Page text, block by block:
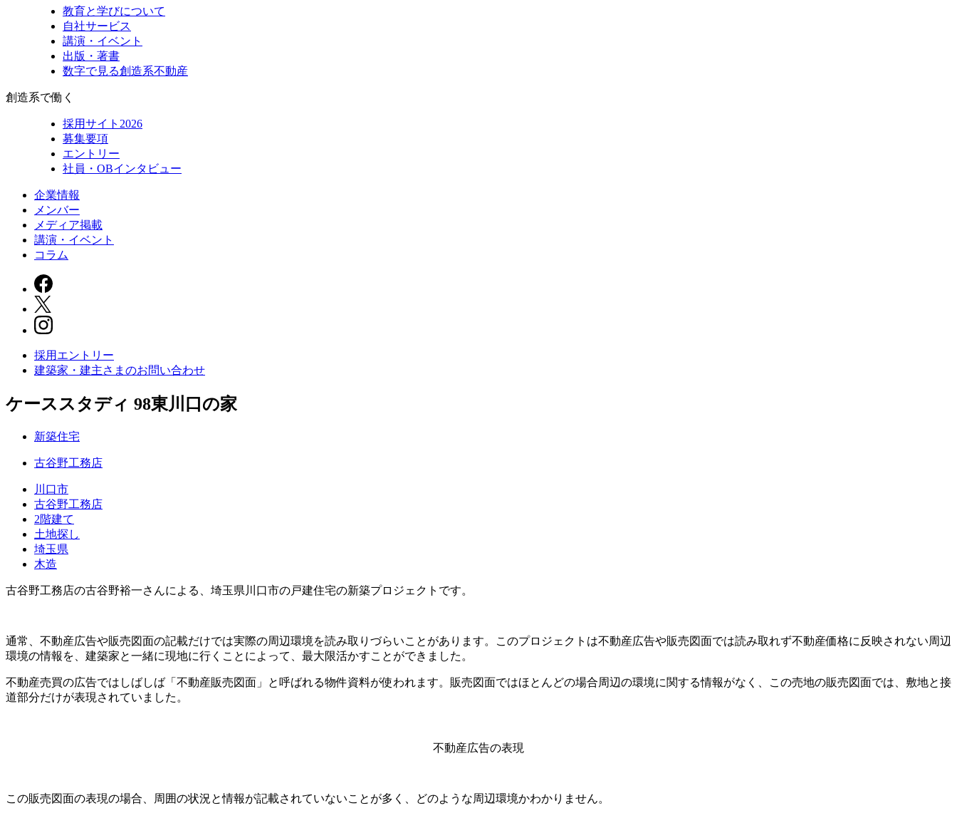
教育と学びについて
自社サービス
講演・イベント
出版・著書
数字で見る創造系不動産
創造系で働く
採用サイト2026
募集要項
エントリー
社員・OBインタビュー
企業情報
メンバー
メディア掲載
講演・イベント
コラム
採用エントリー
建築家・建主さまのお問い合わせ
ケーススタディ 98東川口の家
新築住宅
古谷野工務店
川口市
古谷野工務店
2階建て
土地探し
埼玉県
木造
古谷野工務店の古谷野裕一さんによる、埼玉県川口市の戸建住宅の新築プロジェクトです。
通常、不動産広告や販売図面の記載だけでは実際の周辺環境を読み取りづらいことがあります。このプロジェクトは不動産広告や販売図面では読み取れず不動産価格に反映されない周辺
環境の情報を、建築家と一緒に現地に行くことによって、最大限活かすことができました。
不動産売買の広告ではしばしば「不動産販売図面」と呼ばれる物件資料が使われます。販売図面ではほとんどの場合周辺の環境に関する情報がなく、この売地の販売図面では、敷地と接
道部分だけが表現されていました。
不動産広告の表現
この販売図面の表現の場合、周囲の状況と情報が記載されていないことが多く、どのような周辺環境かわかりません。